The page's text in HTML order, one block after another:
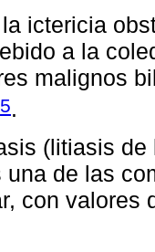
ictericia
a la
malignos
5.
(litiasis
una de las
con valores